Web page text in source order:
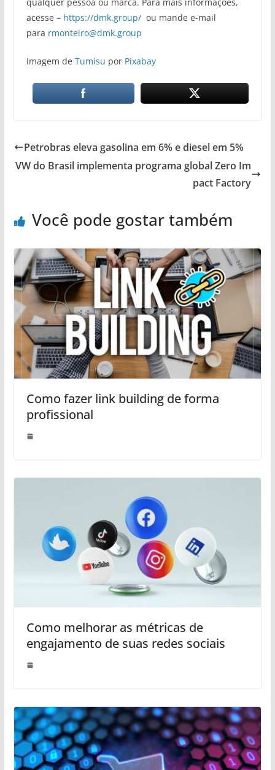
acesse – https://dmk.group/ou mande e-mail
para rmonteiro@dmk.group
Imagem de Tumisu por Pixabay
Petrobras eleva gasolina em 6% e diesel em 5%
VW do Brasil implementa programa global Zero Im
pact Factory
Você pode gostar também
Como fazer link building de forma
profissional
Como melhorar as métricas de
engajamento de suas redes sociais